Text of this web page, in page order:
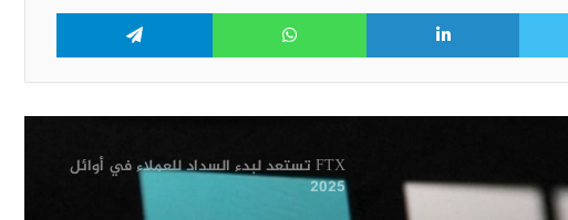
Twitter
LinkedIn
WhatsApp
Telegram
الأولية لدائنيها
FTX تستعد لبدء السداد للعملاء في أوائل
2025